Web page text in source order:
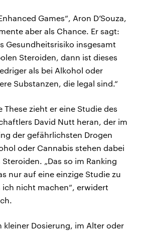
Games“, Aron D’Souza,
aber als Chance. Er sagt:
Gesundheitsrisiko insgesamt
Steroiden, dann ist dieses
als bei Alkohol oder
Substanzen, die legal sind.“
These zieht er eine Studie des
David Nutt heran, der im
der gefährlichsten Drogen
oder Cannabis stehen dabei
„Das so im Ranking
nur auf eine einzige Studie zu
ich nicht machen“, erwidert
kleiner Dosierung, im Alter oder